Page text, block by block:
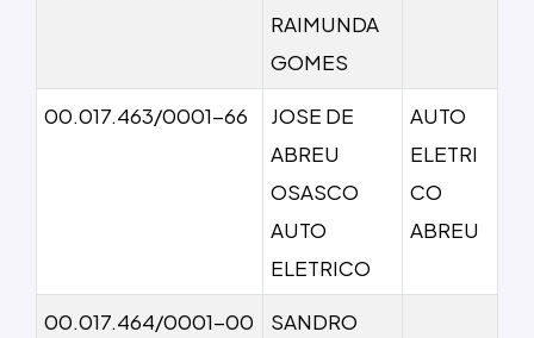
RAIMUNDA
GOMES
00.017.463/0001-66
JOSE DE
ABREU
OSASCO
AUTO
ELETRICO
AUTO
ELETRI
CO
ABREU
00.017.464/0001-00
SANDRO